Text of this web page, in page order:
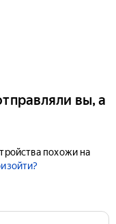
вы, а
похожи на